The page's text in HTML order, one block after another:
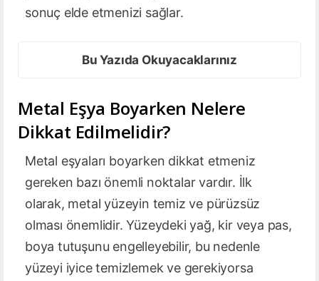
sonuç elde etmenizi sağlar.
Bu Yazıda Okuyacaklarınız
Metal Eşya Boyarken Nelere
Dikkat Edilmelidir?
Metal eşyaları boyarken dikkat etmeniz
gereken bazı önemli noktalar vardır. İlk
olarak, metal yüzeyin temiz ve pürüzsüz
olması önemlidir. Yüzeydeki yağ, kir veya pas,
boya tutuşunu engelleyebilir, bu nedenle
yüzeyi iyice temizlemek ve gerekiyorsa